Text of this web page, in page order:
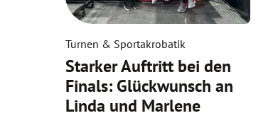
Turnen & Sportakrobatik
Starker Auftritt bei den
Finals: Glückwunsch an
Linda und Marlene